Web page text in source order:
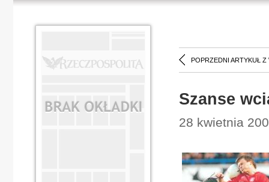
POPRZEDNI ARTYKUŁ Z
Szanse
28 kwietnia